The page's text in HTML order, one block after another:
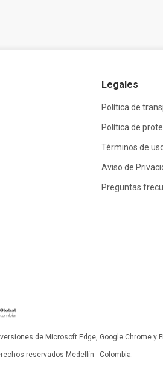
Legales
Política de
Política de
Términos de
Aviso de
Preguntas
de Microsoft Edge, Google Chrome y
reservados Medellín - Colombia.